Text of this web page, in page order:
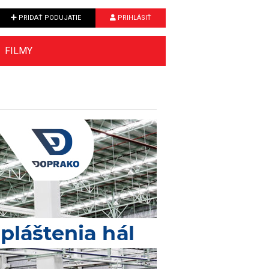
PRIDAŤ PODUJATIE PRIHLÁSIŤ
FILMY
Next